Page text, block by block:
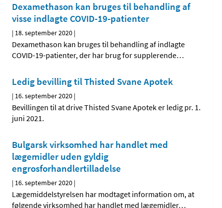
Dexamethason kan bruges til behandling af
visse indlagte COVID-19-patienter
| 18. september 2020 |
Dexamethason kan bruges til behandling af indlagte
COVID-19-patienter, der har brug for supplerende…
Ledig bevilling til Thisted Svane Apotek
| 16. september 2020 |
Bevillingen til at drive Thisted Svane Apotek er ledig pr. 1.
juni 2021.
Bulgarsk virksomhed har handlet med
lægemidler uden gyldig
engrosforhandlertilladelse
| 16. september 2020 |
Lægemiddelstyrelsen har modtaget information om, at
følgende virksomhed har handlet med lægemidler…